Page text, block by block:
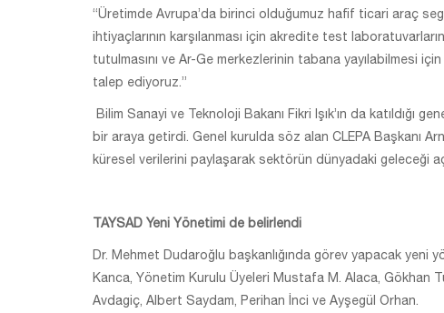
“Üretimde Avrupa’da birinci olduğumuz hafif ticari araç
ihtiyaçlarının karşılanması için akredite test
tutulmasını ve Ar-Ge merkezlerinin tabana yayılabilmesi
talep ediyoruz.”
Bilim Sanayi ve Teknoloji Bakanı Fikri Işık’ın da katıldığı
bir araya getirdi. Genel kurulda söz alan CLEPA Başkanı
küresel verilerini paylaşarak sektörün dünyadaki geleceği
TAYSAD Yeni Yönetimi de belirlendi
Dr. Mehmet Dudaroğlu başkanlığında görev yapacak yeni
Kanca, Yönetim Kurulu Üyeleri Mustafa M. Alaca, Gökhan
Avdagiç, Albert Saydam, Perihan İnci ve Ayşegül Orhan.